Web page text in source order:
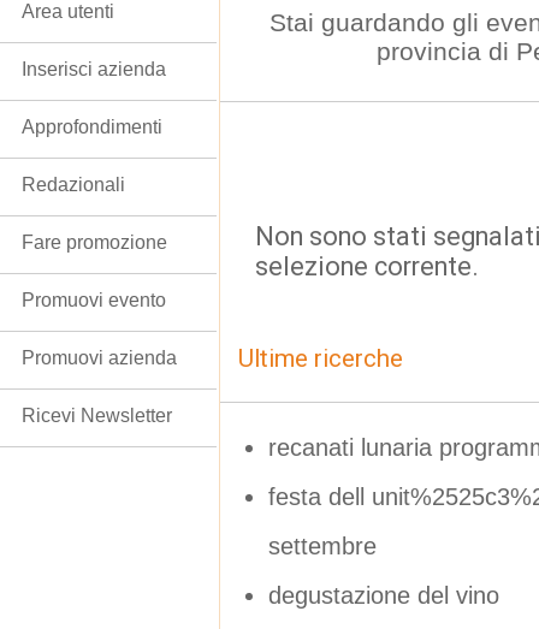
Stai guardando gli
provincia di
Non sono stati
selezione corrente.
Ultime ricerche
recanati lunaria
festa dell
settembre
degustazione del vino
Area utenti
Inserisci azienda
Approfondimenti
Redazionali
Fare promozione
Promuovi evento
Promuovi azienda
Ricevi Newsletter